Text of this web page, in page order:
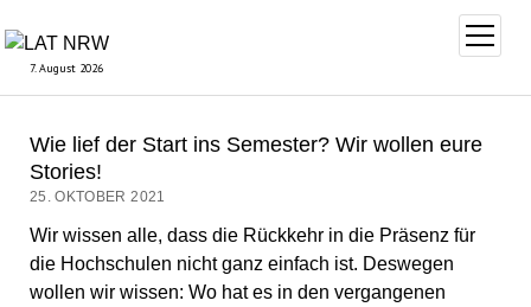
7. August 2026
Menü
öffnen
Wie lief der Start ins Semester? Wir wollen eure
Stories!
25. OKTOBER 2021
Wir wissen alle, dass die Rückkehr in die Präsenz für
die Hochschulen nicht ganz einfach ist. Deswegen
wollen wir wissen: Wo hat es in den vergangenen